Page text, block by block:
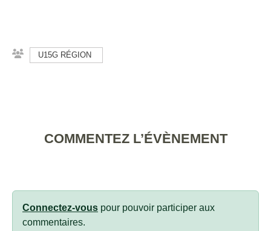
U15G RÉGION
COMMENTEZ L’ÉVÈNEMENT
Connectez-vous pour pouvoir participer aux
commentaires.